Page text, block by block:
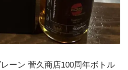
ーン 菅久商店100周年ボトル